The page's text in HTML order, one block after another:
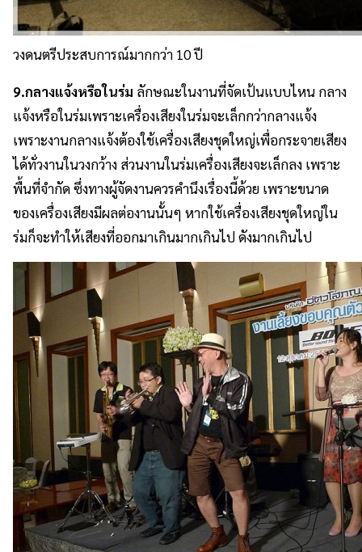
วงดนตรีประสบการณ์มากกว่า 10 ปี
9.กลางแจ้งหรือในร่ม ลักษณะในงานที่จัดเป้นแบบไหน กลาง
แจ้งหรือในร่มเพราะเครื่องเสียงในร่มจะเล็กกว่ากลางแจ้ง
เพราะงานกลางแจ้งต้องใช้เครื่องเสียงชุดใหญ่เพื่อกระจายเสียง
ได้ทั่วงานในวงกว้าง ส่วนงานในร่มเครื่องเสียงจะเล็กลง เพราะ
พื้นที่จำกัด ซึ่งทางผู้จัดงานควรคำนึงเรื่องนี้ด้วย เพราะขนาด
ของเครื่องเสียงมีผลต่องานนั้นๆ หากใช้เครื่องเสียงชุดใหญ่ใน
ร่มก็จะทำให้เสียงที่ออกมาเกินมากเกินไป ดังมากเกินไป